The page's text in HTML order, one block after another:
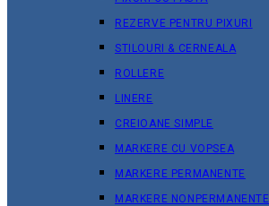
REZERVE PENTRU PIXURI
STILOURI & СERNEALA
ROLLERE
LINERE
CREIOANE SIMPLE
MARKERE CU VOPSEA
MARKERE PERMANENTE
MARKERE NONPERMANENTE